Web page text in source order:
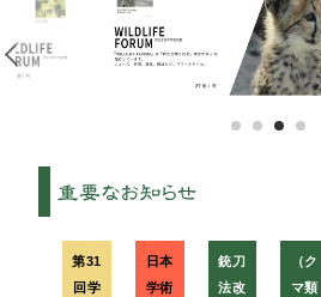
1 2 3 4
第31
回学
日本
学術
銃刀
法改
（ク
マ類